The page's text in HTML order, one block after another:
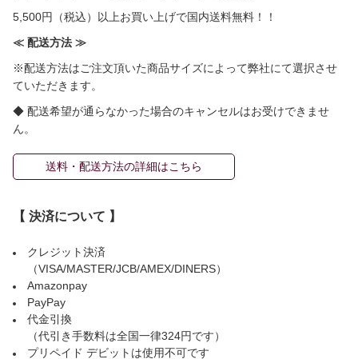
5,500円（税込）以上お買い上げで国内送料無料！！
≪ 配送方法 ≫
※配送方法はご注文頂いた商品サイズによって弊社にて選択させ
ていただきます。
◆ 配送希望が通らなかった場合のキャンセルはお受けできませ
ん。
送料・配送方法の詳細はこちら
【 決済について 】
クレジット決済
（VISA/MASTER/JCB/AMEX/DINERS）
Amazonpay
PayPay
代金引換
（代引き手数料は全国一律324円です）
プリペイド デビットは使用不可です